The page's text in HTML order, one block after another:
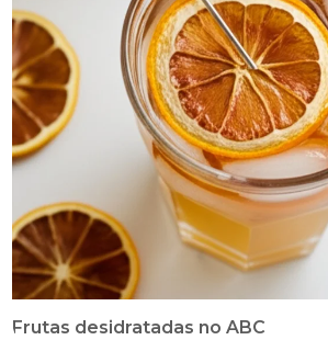
Frutas desidratadas no ABC